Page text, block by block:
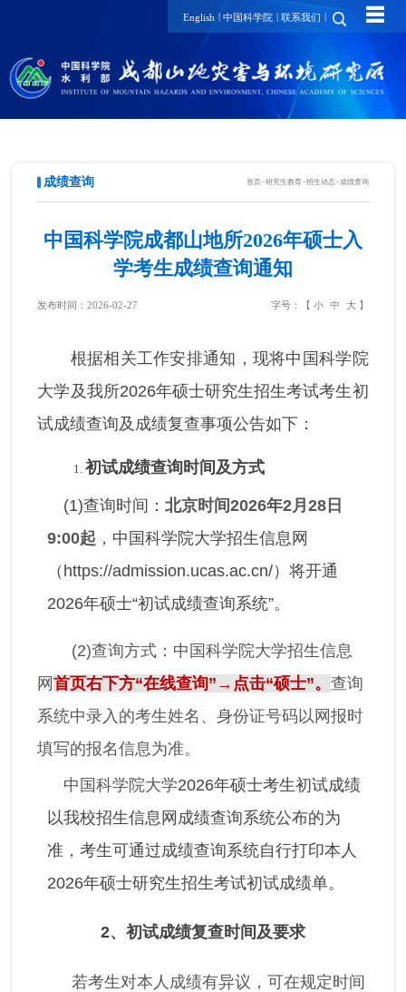
English | 中国科学院 | 联系我们 | ☰
成绩查询 首页>研究生教育>招生动态> 成绩查询
中国科学院成都山地所2026年硕士入
学考生成绩查询通知
发布时间：2026-02-27 字号：【 小 中 大】
根据相关工作安排通知，现将中国科学院
大学及我所2026年硕士研究生招生考试考生初
试成绩查询及成绩复查事项公告如下：
初试成绩查询时间及方式
(1)查询时间：北京时间2026年2月28 日
9:00起 ，中国科学院大学招生信息网
（https://admission.ucas.ac.cn/）将开通
2026年硕士“初试成绩查询系统”。
(2)查询方式：中国科学院大学招生信息
网首页右下方“在线查询”→点击“硕士”。查询
系统中录入的考生姓名、身份证号码以网报时
填写的报名信息为准。
中国科学院大学2026年硕士考生初试成绩
以我校招生信息网成绩查询系统公布的为
准，考生可通过成绩查询系统自行打印本人
2026年硕士研究生招生考试初试成绩单。
2、 初试成绩复查时间及要求
若考生对本人成绩有异议，可在规定时间